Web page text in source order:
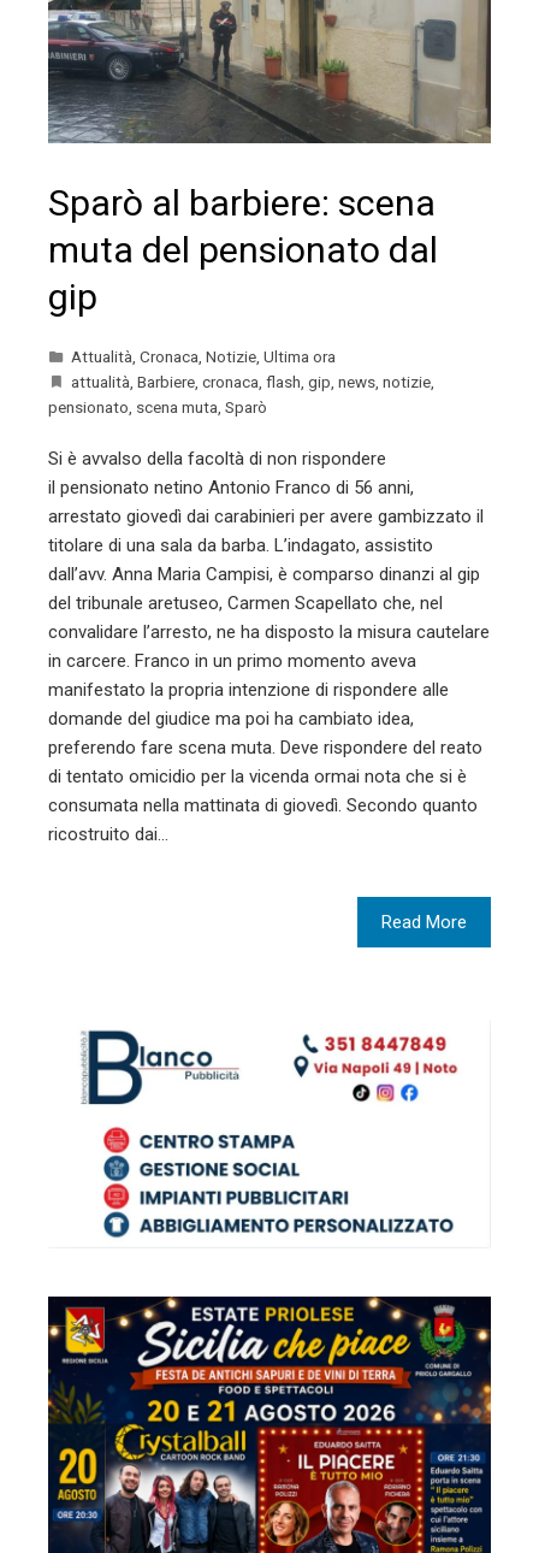
Sparò al barbiere: scena
muta del pensionato dal
gip
Attualità Cronaca Notizie Ultima ora
attualità Barbiere cronaca flash gip news notizie
pensionato scena muta Sparò
Si è avvalso della facoltà di non rispondere
il pensionato netino Antonio Franco di 56 anni,
arrestato giovedì dai carabinieri per avere gambizzato il
titolare di una sala da barba. L’indagato, assistito
dall’avv. Anna Maria Campisi, è comparso dinanzi al gip
del tribunale aretuseo, Carmen Scapellato che, nel
convalidare l’arresto, ne ha disposto la misura cautelare
in carcere. Franco in un primo momento aveva
manifestato la propria intenzione di rispondere alle
domande del giudice ma poi ha cambiato idea,
preferendo fare scena muta. Deve rispondere del reato
di tentato omicidio per la vicenda ormai nota che si è
consumata nella mattinata di giovedì. Secondo quanto
ricostruito dai…
Read More